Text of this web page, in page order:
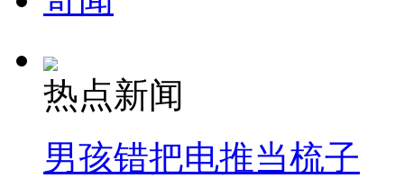
热点新闻
男孩错把电推当梳子